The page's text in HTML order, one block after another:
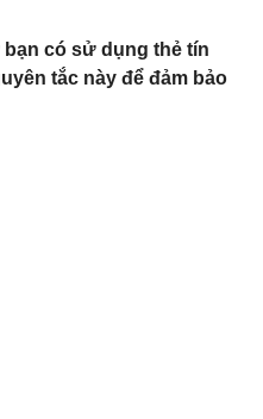
bạn có sử dụng thẻ tín
tắc này để đảm bảo